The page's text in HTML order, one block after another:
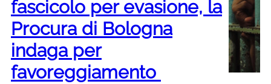
fascicolo per evasione, la
Procura di Bologna
indaga per
favoreggiamento